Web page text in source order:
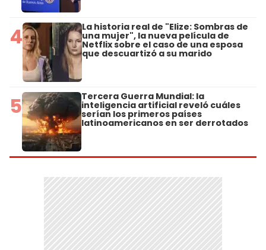
4 La historia real de "Elize: Sombras de
una mujer", la nueva película de
Netflix sobre el caso de una esposa
que descuartizó a su marido
5 Tercera Guerra Mundial: la
inteligencia artificial reveló cuáles
serían los primeros países
latinoamericanos en ser derrotados